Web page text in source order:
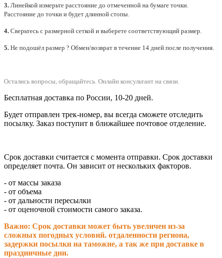
3. Линейкой измерьте расстояние до отмеченной на бумаге точки.
Расстояние до точки и будет длинной стопы.
4. Сверьтесь с размерной сеткой и выберете соответствующий размер.
5. Не подошёл размер ? Обмен/возврат в течение 14 дней после получения.
Остались вопросы, обращайтесь. Онлайн консультант на связи.
Бесплатная доставка по России, 10-20 дней.
Будет отправлен трек-номер, вы всегда сможете отследить
посылку. Заказ поступит в ближайшее почтовое отделение.
Срок доставки считается с момента отправки. Срок доставки
определяет почта. Он зависит от нескольких факторов.
- от массы заказа
- от объема
- от дальности пересылки
- от оценочной стоимости самого заказа.
Важно: Срок доставки может быть увеличен из-за
сложных погодных условий. отдаленности региона,
задержки посылки на таможне, а так же при доставке в
праздничные дни.